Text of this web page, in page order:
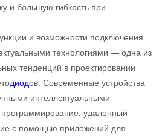
и большую гибкость при
и возможности подключения
технологиями — одна из
тенденций в проектировании
диодов. Современные устройства
интеллектуальными
удаленный
с помощью приложений для